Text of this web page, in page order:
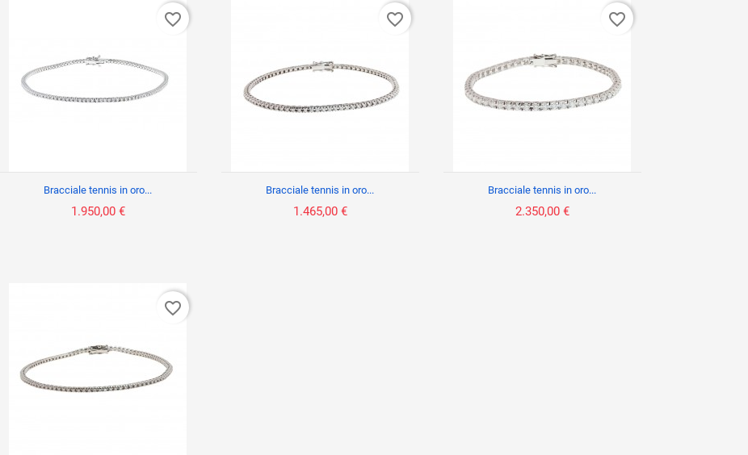
Bracciale tennis in oro...
1.950,00 €
favorite_border
Bracciale tennis in oro...
1.465,00 €
favorite_border
Bracciale tennis in oro...
2.350,00 €
favorite_border
favorite_border